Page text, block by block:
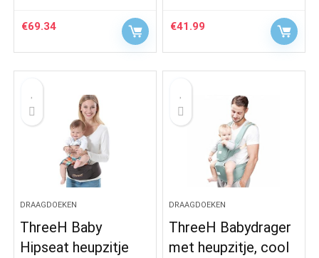
€69.34 €41.99
DRAAGDOEKEN
ThreeH Baby
Hipseat heupzitje
DRAAGDOEKEN
ThreeH Babydrager
met heupzitje, cool